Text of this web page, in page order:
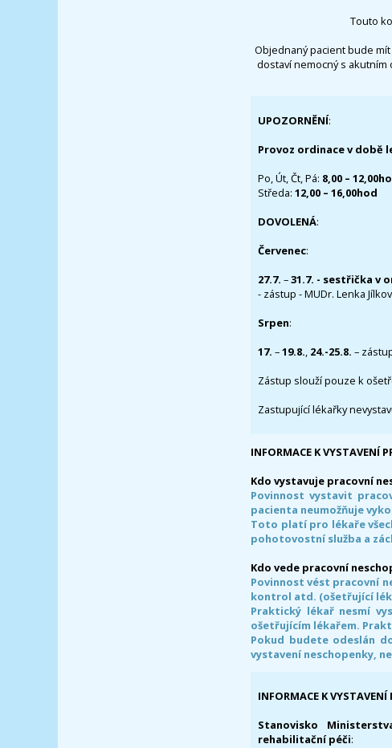
Touto
Objednaný pacient bude
dostaví nemocný s
UPOZORNĚNÍ:
Provoz ordinace v době
Po, Út, Čt, Pá: 8,00 –
Středa: 12,00 – 16,00hod
DOVOLENÁ:
Červenec:
27.7. –31.7. - sestřička v
- zástup - MUDr. Lenka
Srpen:
17. –19.8., 24.-25.8. –
Zástup slouží pouze k
Zastupující lékařky
INFORMACE K VYSTAVENÍ
Kdo vystavuje pracovní
Povinnost vystavit
pacienta neumožňuje
Toto platí pro lékaře
pohotovostní služba a
Kdo vede pracovní
Povinnost vést pracovní
kontrol atd. (ošetřující
Praktický lékař nesmí
ošetřujícím lékařem.
Pokud budete odeslán
vystavení neschopenky,
INFORMACE K
Stanovisko
rehabilitační péči: